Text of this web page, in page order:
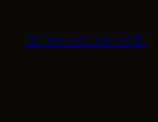
springen
SECHS WOCHEN FREI